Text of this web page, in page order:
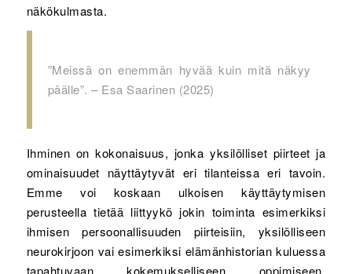
näkökulmasta.
”Meissä on enemmän hyvää kuin mitä näkyy
päälle”. – Esa Saarinen (2025)
Ihminen on kokonaisuus, jonka yksilölliset piirteet ja
ominaisuudet näyttäytyvät eri tilanteissa eri tavoin.
Emme voi koskaan ulkoisen käyttäytymisen
perusteella tietää liittyykö jokin toiminta esimerkiksi
ihmisen persoonallisuuden piirteisiin, yksilölliseen
neurokirjoon vai esimerkiksi elämänhistorian kuluessa